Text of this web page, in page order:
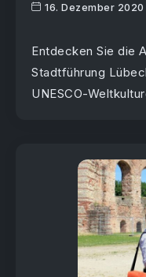
16. Dezember 2020
Entdecken Sie die
Stadtführung
UNESCO-